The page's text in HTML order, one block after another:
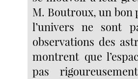
M. Boutroux, un bon
l’univers ne sont
observations des
montrent que
pas